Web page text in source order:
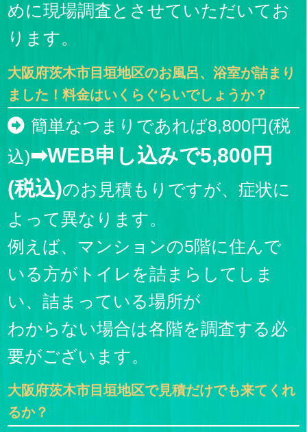
めに現場調査とさせていただいてお
ります。
大阪府茨木市目垣地区のお風呂、浴室が詰まり
ました！料金はいくらぐらいでしょうか？
簡単なつまりであれば8,800円(税
込)➡WEB申し込みで5,800円
(税込)のお見積もりですが、症状に
よって異なります。
例えば、マンションの5階に住んで
いる方がトイレを詰まらしてしま
い、詰まっている場所が
わからない場合は各階を調査する必
要がございます。
大阪府茨木市目垣地区で見積だけでも来てくれ
るか？